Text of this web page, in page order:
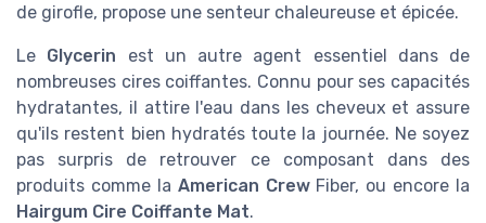
de girofle, propose une senteur chaleureuse et épicée.
Le Glycerin est un autre agent essentiel dans de
nombreuses cires coiffantes. Connu pour ses capacités
hydratantes, il attire l'eau dans les cheveux et assure
qu'ils restent bien hydratés toute la journée. Ne soyez
pas surpris de retrouver ce composant dans des
produits comme la American CrewFiber, ou encore la
Hairgum Cire Coiffante Mat.